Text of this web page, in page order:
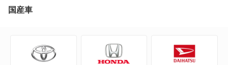
Q5
Q5 ハイブリッド
80
国産車